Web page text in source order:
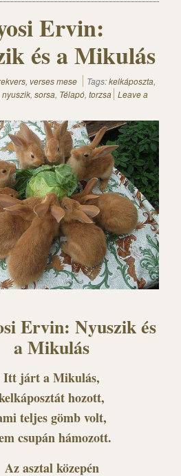
Ervin:
és a Mikulás
verses mese Tags:kelkáposzta,
nyuszik, sorsa, Télapó, torzsa Leave a
Ervin: Nyuszik és
a Mikulás
Itt járt a Mikulás,
hozott,
teljes gömb volt,
csupán hámozott.
Az asztal közepén